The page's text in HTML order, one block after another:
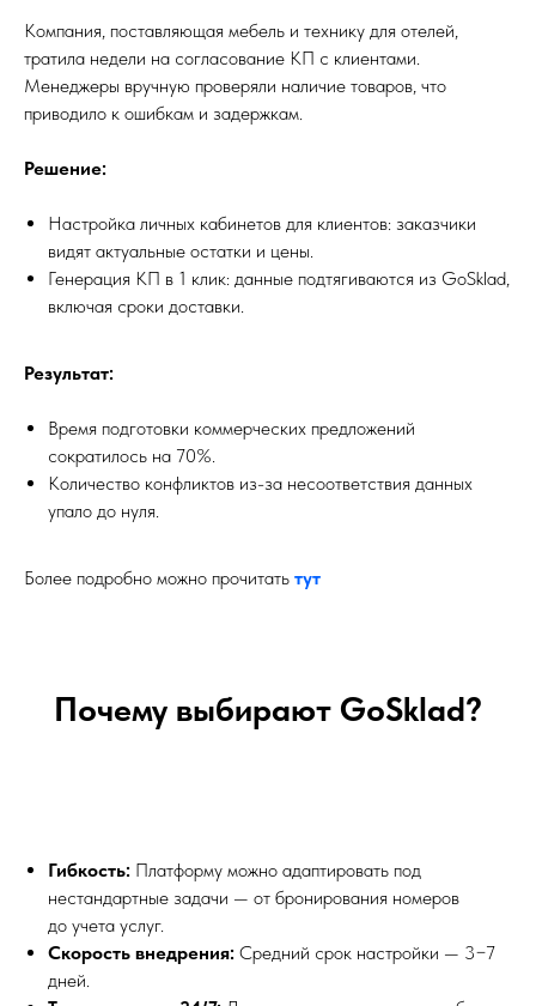
Компания, поставляющая мебель и технику для отелей,
тратила недели на согласование КП с клиентами.
Менеджеры вручную проверяли наличие товаров, что
приводило к ошибкам и задержкам.
Решение:
Настройка личных кабинетов для клиентов: заказчики
видят актуальные остатки и цены.
Генерация КП в 1 клик: данные подтягиваются из GoSklad,
включая сроки доставки.
Результат:
Время подготовки коммерческих предложений
сократилось на 70%.
Количество конфликтов из-за несоответствия данных
упало до нуля.
Более подробно можно прочитать тут
Почему выбирают GoSklad?
Гибкость: Платформу можно адаптировать под
нестандартные задачи — от бронирования номеров
до учета услуг.
Скорость внедрения: Средний срок настройки — 3−7
дней.